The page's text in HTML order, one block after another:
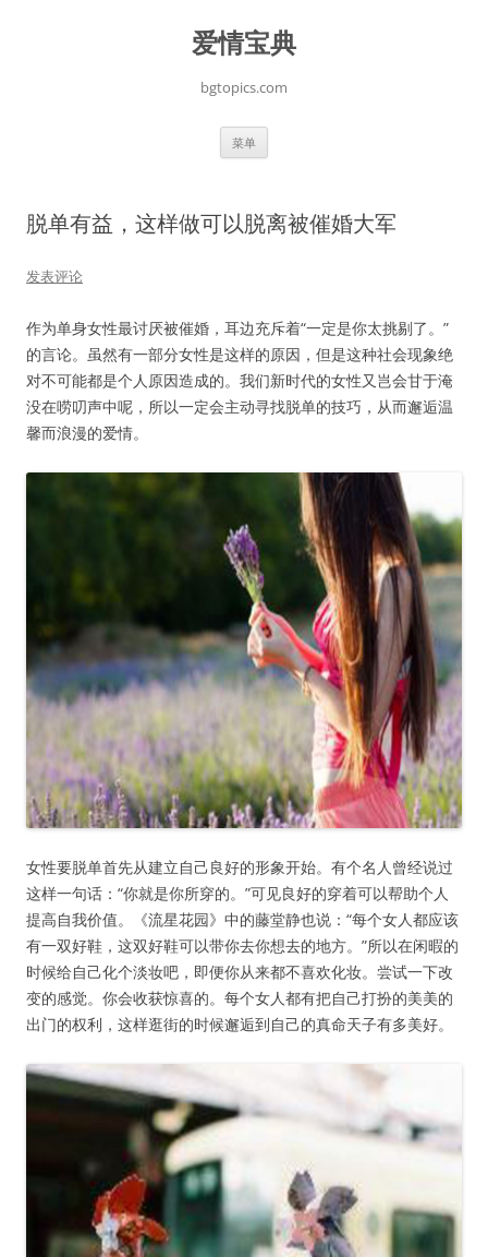
爱情宝典
bgtopics.com
菜单
脱单有益，这样做可以脱离被催婚大军
发表评论
作为单身女性最讨厌被催婚，耳边充斥着“一定是你太挑剔了。”
的言论。虽然有一部分女性是这样的原因，但是这种社会现象绝
对不可能都是个人原因造成的。我们新时代的女性又岂会甘于淹
没在唠叨声中呢，所以一定会主动寻找脱单的技巧，从而邂逅温
馨而浪漫的爱情。
女性要脱单首先从建立自己良好的形象开始。有个名人曾经说过
这样一句话：“你就是你所穿的。”可见良好的穿着可以帮助个人
提高自我价值。《流星花园》中的藤堂静也说：“每个女人都应该
有一双好鞋，这双好鞋可以带你去你想去的地方。”所以在闲暇的
时候给自己化个淡妆吧，即便你从来都不喜欢化妆。尝试一下改
变的感觉。你会收获惊喜的。每个女人都有把自己打扮的美美的
出门的权利，这样逛街的时候邂逅到自己的真命天子有多美好。